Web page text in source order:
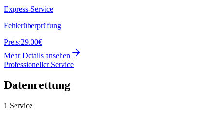
Express-Service
Fehlerüberprüfung
Preis:29.00€
Mehr Details ansehen
Professioneller Service
Datenrettung
1 Service